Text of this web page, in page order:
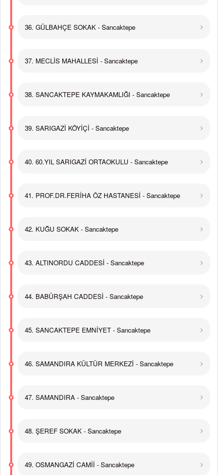
36. GÜLBAHÇE SOKAK - Sancaktepe
37. MECLİS MAHALLESİ - Sancaktepe
38. SANCAKTEPE KAYMAKAMLIĞI - Sancaktepe
39. SARIGAZİ KÖYİÇİ - Sancaktepe
40. 60.YIL SARIGAZİ ORTAOKULU - Sancaktepe
41. PROF.DR.FERİHA ÖZ HASTANESİ - Sancaktepe
42. KUĞU SOKAK - Sancaktepe
43. ALTINORDU CADDESİ - Sancaktepe
44. BABÜRŞAH CADDESİ - Sancaktepe
45. SANCAKTEPE EMNİYET - Sancaktepe
46. SAMANDIRA KÜLTÜR MERKEZİ - Sancaktepe
47. SAMANDIRA - Sancaktepe
48. ŞEREF SOKAK - Sancaktepe
49. OSMANGAZİ CAMİİ - Sancaktepe